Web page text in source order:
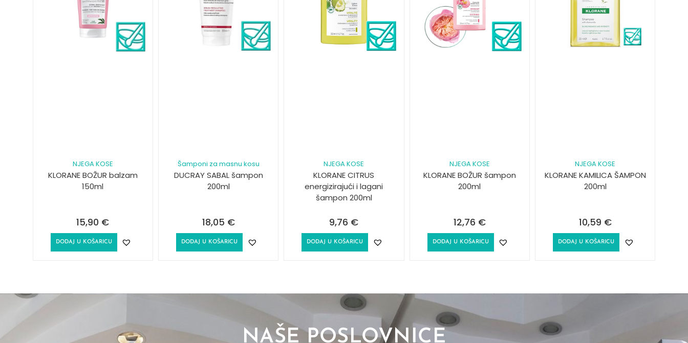
NJEGA KOSE
KLORANE BOŽUR balzam
150ml
15,90 €
DODAJ U KOŠARICU
Šamponi za masnu kosu
DUCRAY SABAL šampon
200ml
18,05 €
DODAJ U KOŠARICU
NJEGA KOSE
KLORANE CITRUS
energizirajući i lagani
šampon 200ml
9,76 €
DODAJ U KOŠARICU
NJEGA KOSE
KLORANE BOŽUR šampon
200ml
12,76 €
DODAJ U KOŠARICU
NJEGA KOSE
KLORANE KAMILICA ŠAMPON
200ml
10,59 €
DODAJ U KOŠARICU
NAŠE POSLOVNICE